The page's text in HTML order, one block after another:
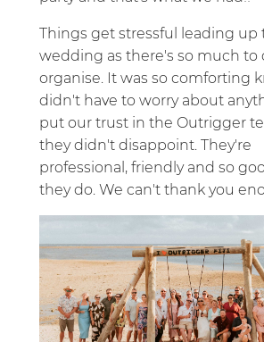
Things get stressful leading up
wedding as there's so much to
organise. It was so comforting
didn't have to worry about
put our trust in the Outrigger
they didn't disappoint. They're
professional, friendly and so
they do. We can't thank you